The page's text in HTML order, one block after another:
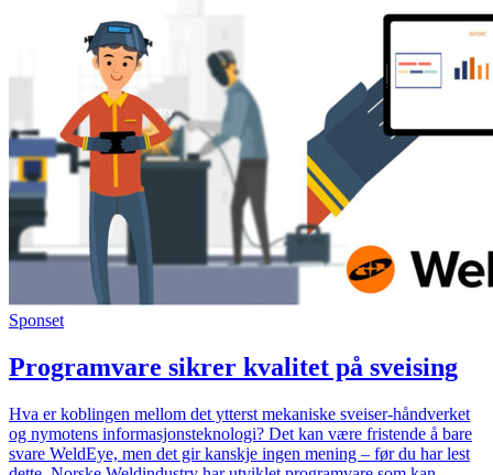
Sponset
Programvare sikrer kvalitet på sveising
Hva er koblingen mellom det ytterst mekaniske sveiser-håndverket
og nymotens informasjonsteknologi? Det kan være fristende å bare
svare WeldEye, men det gir kanskje ingen mening – før du har lest